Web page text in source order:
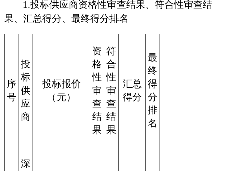
1.投标供应商资格性审查结果、符合性审查结
果、汇总得分、最终得分排名
序
号
投
标
供
应
商
投标报价
（元）
资
格
性
审
查
结
果
符
合
性
审
查
结
果
汇总
得分
最
终
得
分
排
名
深